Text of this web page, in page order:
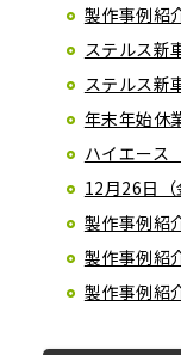
製作事例紹
ステルス新
ステルス新
年末年始休
ハイエース
12月26日
製作事例紹
製作事例紹
製作事例紹